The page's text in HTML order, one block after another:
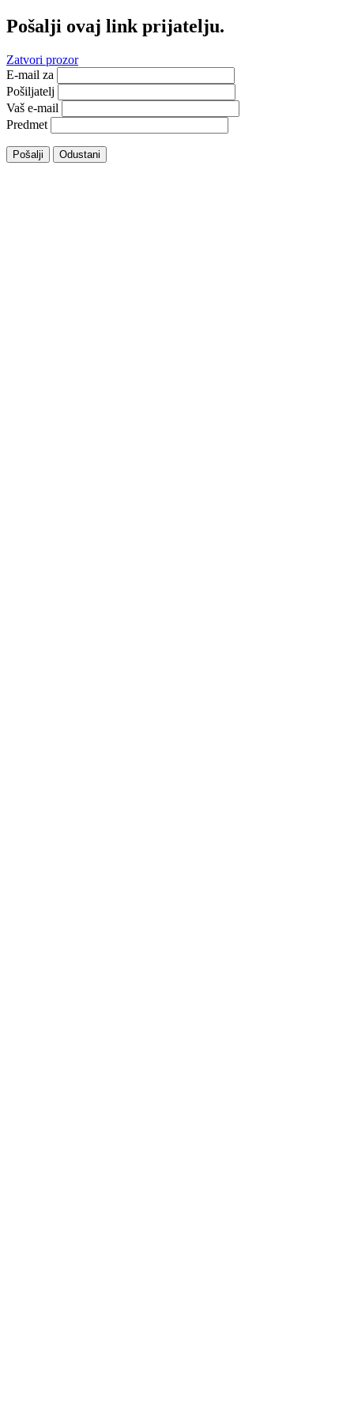
Pošalji ovaj link prijatelju.
Zatvori prozor
E-mail za
Pošiljatelj
Vaš e-mail
Predmet
Pošalji Odustani